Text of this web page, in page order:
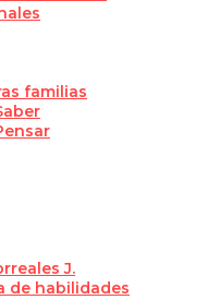
familias
J.
de habilidades